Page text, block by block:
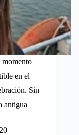
momento
en el
Sin
antigua